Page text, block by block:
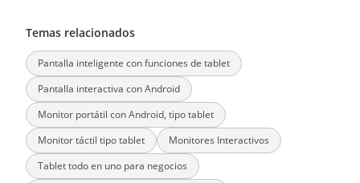
Temas relacionados
Pantalla inteligente con funciones de tablet
Pantalla interactiva con Android
Monitor portátil con Android, tipo tablet
Monitor táctil tipo tablet
Monitores Interactivos
Tablet todo en uno para negocios